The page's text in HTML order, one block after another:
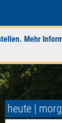
Mehr
heute |